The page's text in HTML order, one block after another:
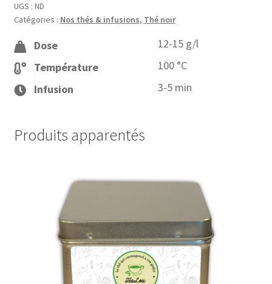
Earl
Grey
Bergamote
UGS : ND
Catégories : Nos thés & infusions, Thé noir
Dose
12-15 g/l
Température
100 °C
Infusion
3-5 min
Produits apparentés